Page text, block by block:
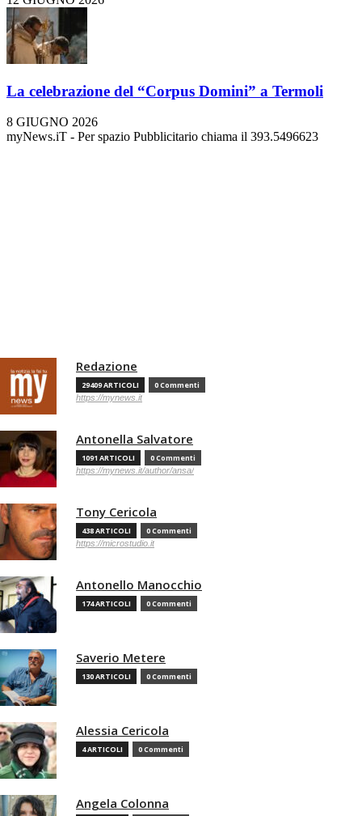
La celebrazione del “Corpus Domini” a Termoli
8 GIUGNO 2026
myNews.iT - Per spazio Pubblicitario chiama il 393.5496623
Redazione
29409 ARTICOLI 0 Commenti
https://mynews.it
Antonella Salvatore
1091 ARTICOLI 0 Commenti
https://mynews.it/author/ansa/
Tony Cericola
438 ARTICOLI 0 Commenti
https://microstudio.it
Antonello Manocchio
174 ARTICOLI 0 Commenti
Saverio Metere
130 ARTICOLI 0 Commenti
Alessia Cericola
4 ARTICOLI 0 Commenti
Angela Colonna